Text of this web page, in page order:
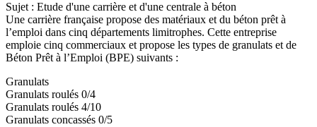
Sujet : Etude d'une carrière et d'une centrale à béton
Une carrière française propose des matériaux et du béton prêt à
l’emploi dans cinq départements limitrophes. Cette entreprise
emploie cinq commerciaux et propose les types de granulats et de
Béton Prêt à l’Emploi (BPE) suivants :
Granulats
Granulats roulés 0/4
Granulats roulés 4/10
Granulats concassés 0/5